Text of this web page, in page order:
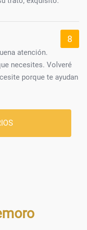
8
atención.
necesites. Volveré
porque te ayudan